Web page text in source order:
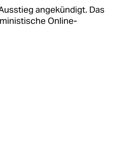
angekündigt. Das
Online-